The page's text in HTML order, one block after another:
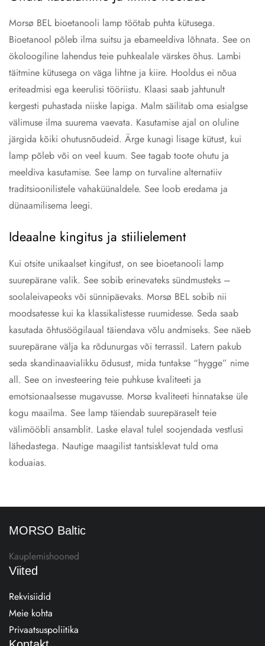
Morsø BEL bioetanooli lamp töötab puhta kütusega.
Bioetanool põleb ilma suitsu ja ebameeldiva lõhnata. See on
ökoloogiline lahendus teie puhkealale värskes õhus. Lambi
täitmine kütusega on väga lihtne ja kiire. Hooldus ei nõua
eriteadmisi ega keerulisi tööriistu. Klaasi saab jahtunult
kergesti puhastada niiske lapiga. Malm säilitab oma esialgse
välimuse ilma suurema vaevata. Kasutamise ajal on oluline
järgida kõiki ohutusnõudeid. Ärge kunagi lisage kütust, kui
lamp põleb või on veel kuum. See tagab toote ohutu ja
meeldiva kasutamise. See lamp on turvaline alternatiiv
traditsioonilistele vahaküünaldele. See loob eredama ja
dünaamilisema leegi.
Ideaalne kingitus ja stiilielement
Kui otsite unikaalset kingitust, on see bioetanooli lamp
suurepärane valik. See sobib erinevateks sündmusteks –
soolaleivapeoks või sünnipäevaks. Morsø BEL sobib nii
moodsatesse kui ka klassikalistesse ruumidesse. Seda saab
kasutada õhtusöögilaual täiendava võlu andmiseks. See näeb
suurepärane välja ka rõdunurgas või terrassil. Latern pakub
seda skandinaavialikku õdusust, mida tuntakse “hygge” nime
all. See on investeering teie puhkuse kvaliteeti ja
emotsionaalsesse mugavusse. Morsø kvaliteeti hinnatakse üle
kogu maailma. See lamp täiendab suurepäraselt teie
välimööbli ansamblit. Laske elaval tulel soojendada vestlusi
lähedastega. Nautige maagilist tantsisklevat tuld oma
koduaias.
MORSO Baltic
Kauplemishooned
Viited
Rekvisiidid
Meie kohta
Privaatsuspoliitika